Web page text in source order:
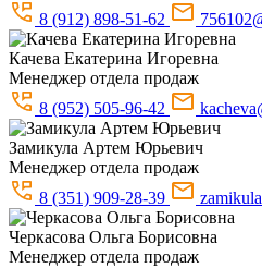
8 (912) 898-51-62
Качева Екатерина Игоревна
Менеджер отдела продаж
8 (952) 505-96-42
Замикула Артем Юрьевич
Менеджер отдела продаж
8 (351) 909-28-39
Черкасова Ольга Борисовна
Менеджер отдела продаж